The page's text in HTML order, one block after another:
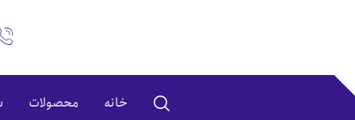
خانه محصولات